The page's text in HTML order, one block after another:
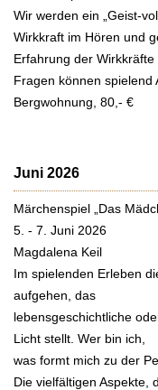
Wir werden ein „Geist-
Wirkkraft im Hören und
Erfahrung der
Fragen können spielend
Bergwohnung, 80,- €
Juni 2026
Märchenspiel „Das
5. - 7. Juni 2026
Magdalena Keil
Im spielenden Erleben
aufgehen, das
lebensgeschichtliche
Licht stellt. Wer bin ich,
was formt mich zu der
Die vielfältigen Aspekte,